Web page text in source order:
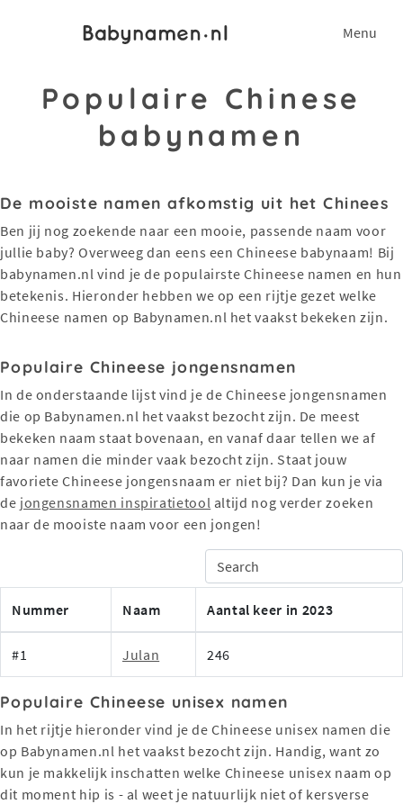
Menu
Populaire Chinese
babynamen
De mooiste namen afkomstig uit het Chinees
Ben jij nog zoekende naar een mooie, passende naam voor
jullie baby? Overweeg dan eens een Chineese babynaam! Bij
babynamen.nl vind je de populairste Chineese namen en hun
betekenis. Hieronder hebben we op een rijtje gezet welke
Chineese namen op Babynamen.nl het vaakst bekeken zijn.
Populaire Chineese jongensnamen
In de onderstaande lijst vind je de Chineese jongensnamen
die op Babynamen.nl het vaakst bezocht zijn. De meest
bekeken naam staat bovenaan, en vanaf daar tellen we af
naar namen die minder vaak bezocht zijn. Staat jouw
favoriete Chineese jongensnaam er niet bij? Dan kun je via
de jongensnamen inspiratietool altijd nog verder zoeken
naar de mooiste naam voor een jongen!
Nummer Naam Aantal keer in 2023
#1 Julan 246
Populaire Chineese unisex namen
In het rijtje hieronder vind je de Chineese unisex namen die
op Babynamen.nl het vaakst bezocht zijn. Handig, want zo
kun je makkelijk inschatten welke Chineese unisex naam op
dit moment hip is - al weet je natuurlijk niet of kersverse